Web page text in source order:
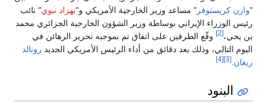
"وارن كريستوفر " مساعد وزير الخارجية الأمريكي و"بهزاد نبوي" نائب
رئيس الوزراء الإيراني بوساطة وزير الشؤون الخارجية الجزائري محمد
بن يحي،[2]
وقّع الطرفين على اتفاق تم بموجبه تحرير الرهائن في
اليوم التالي، وذلك بعد دقائق من أداء الرئيس الأمريكي الجديد رونالد
ريغان [3]
[4]
البنود